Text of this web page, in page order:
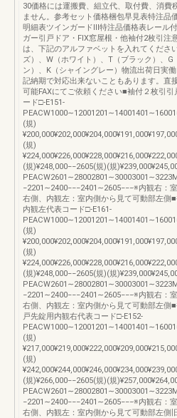
30価格には運搬費、組立代、取付費、消費
ません。参考セット価格梱包早見表特注品
明細表ツインガードⅢ特注品価格表レール
ガー引戸ドア・FIX窓屋根・他袖付2枚引注
は、下記のアルファベットを入れてくださ
ズ）、W（ホワイト）、T（ブラック）、G
ン）、K（シャイングレー）物流出荷日実
記納期で対応出来ないこともあります。直
可能FAXにてご依頼ください■袖付２枚引引
ード□-E151-
(規)
(規)
(規)¥248,000−−2605(規)(規
−2201∼2400−−−2401∼2605−−−※内観右：
右側、内観左：室内側から見て可動部左側
内観左代表コード□-E161-
(規)
(規)
(規)¥248,000−−2605(規)(規
−2201∼2400−−−2401∼2605−−−※内観右：
右側、内観左：室内側から見て可動部左側
戸先錠用内観右代表コード□-E152-
(規)
(規)
(規)¥266,000−−2605(規)(規
−2201∼2400−−−2401∼2605−−−※内観右：
右側、内観左：室内側から見て可動部左側